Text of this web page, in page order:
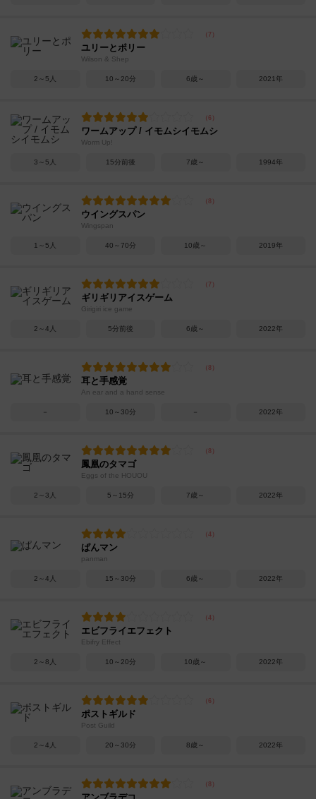
ユリーとポリー
Wilson & Shep
2～5人 10～20分 6歳～ 2021年
ワームアップ / イモムシイモムシ
Worm Up!
3～5人 15分前後 7歳～ 1994年
ウイングスパン
Wingspan
1～5人 40～70分 10歳～ 2019年
ギリギリアイスゲーム
Girigiri ice game
2～4人 5分前後 6歳～ 2022年
耳と手感覚
An ear and a hand sense
－ 10～30分 － 2022年
鳳凰のタマゴ
Eggs of the HOUOU
2～3人 5～15分 7歳～ 2022年
ぱんマン
panman
2～4人 15～30分 6歳～ 2022年
エビフライエフェクト
Ebifry Effect
2～8人 10～20分 10歳～ 2022年
ポストギルド
Post Guild
2～4人 20～30分 8歳～ 2022年